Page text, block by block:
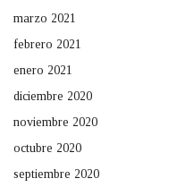
marzo 2021
febrero 2021
enero 2021
diciembre 2020
noviembre 2020
octubre 2020
septiembre 2020